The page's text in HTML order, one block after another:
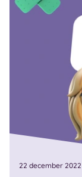
22 december 2022